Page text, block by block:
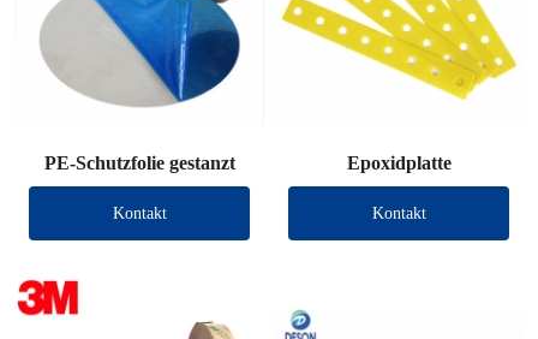
PE-Schutzfolie gestanzt
Kontakt
Epoxidplatte
Kontakt